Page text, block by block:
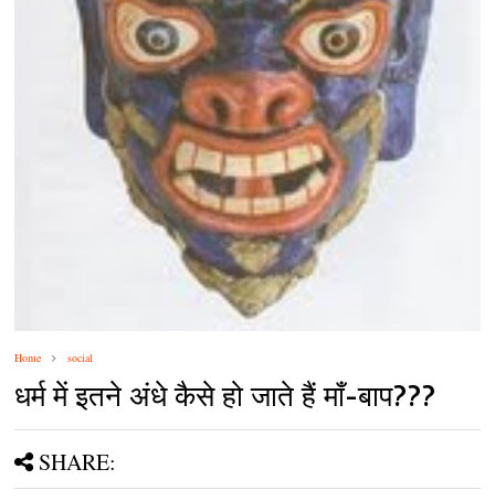
Home social
धर्म में इतने अंधे कैसे हो जाते हैं माँ-बाप???
SHARE: